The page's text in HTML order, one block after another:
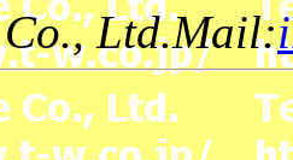
Co., Ltd.Mail: